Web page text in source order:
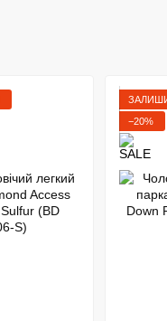
−20%